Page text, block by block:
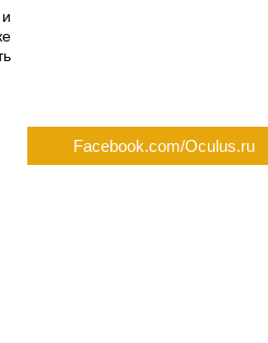
Facebook.com/Oculus.ru